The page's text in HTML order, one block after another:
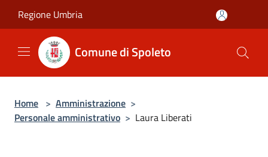
Regione Umbria
Comune di Spoleto
Home > Amministrazione >
Personale amministrativo > Laura Liberati